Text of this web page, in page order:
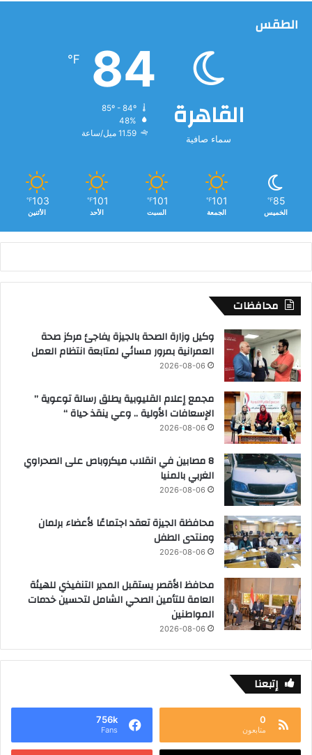
الطقس
القاهرة
سماء صافية
84
℉
48%
11.59 ميل/ساعة
85
℉
الخميس
101
℉
الجمعة
101
℉
السبت
101
℉
الأحد
103
℉
الأثنين
محافظات
وكيل وزارة الصحة بالجيزة يفاجئ مركز صحة
العمرانية بمرور مسائي لمتابعة انتظام العمل
2026-08-06
مجمع إعلام القليوبية يطلق رسالة توعوية ”
الإسعافات الأولية .. وعي ينقذ حياة “
2026-08-06
8 مصابين في انقلاب ميكروباص على الصحراوي
الغربي بالمنيا
2026-08-06
محافظة الجيزة تعقد اجتماعًا لأعضاء برلمان
ومنتدى الطفل
2026-08-06
محافظ الأقصر يستقبل المدير التنفيذي للهيئة
العامة للتأمين الصحي الشامل لتحسين خدمات
المواطنين
2026-08-06
إتبعنا
0
متابعون
756k
Fans